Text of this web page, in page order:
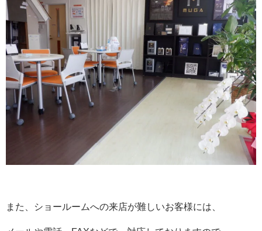
また、ショールームへの来店が難しいお客様には、